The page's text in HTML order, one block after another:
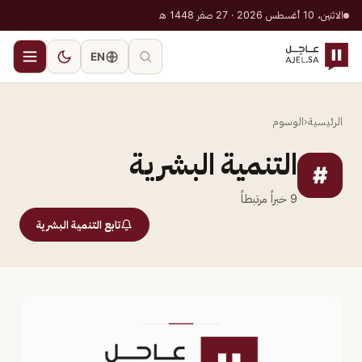
الاثنين، 10 أغسطس 2026 · 27 صفر 1448 هـ
EN
الرئيسية‹الوسوم
# التنمية البشرية
9 خبراً مرتبطاً
تابع التنمية البشرية